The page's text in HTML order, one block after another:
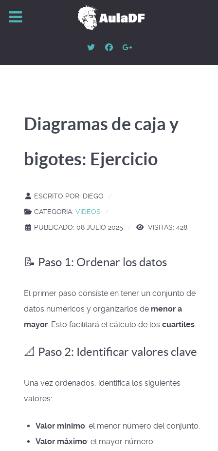
Diagramas de caja y
bigotes: Ejercicio
ESCRITO POR: DIEGO
CATEGORÍA: VIDEOS
PUBLICADO: 08 JULIO 2025
VISITAS: 428
📝 Paso 1: Ordenar los datos
El primer paso consiste en tener un conjunto de
datos numéricos y organizarlos de menor a
mayor. Esto facilitará el cálculo de los cuartiles.
📐 Paso 2: Identificar valores clave
Una vez ordenados, identifica los siguientes
valores:
Valor mínimo: el menor número del conjunto.
Valor máximo: el mayor número.